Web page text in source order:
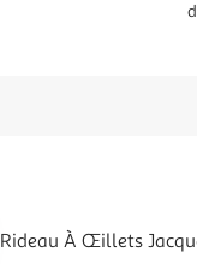
Rideau À Œillets